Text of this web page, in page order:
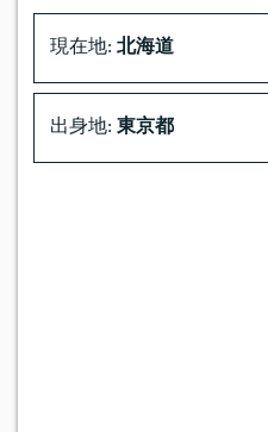
現在地: 北海道
出身地: 東京都